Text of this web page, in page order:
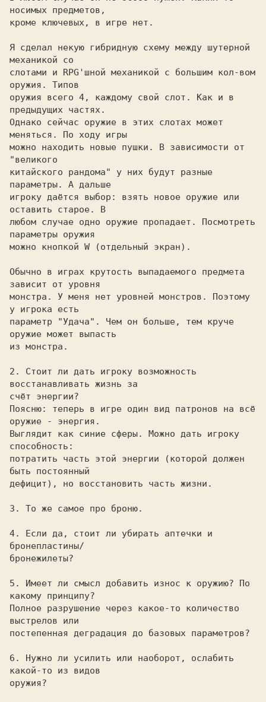
носимых предметов,
кроме ключевых, в игре нет.
Я сделал некую гибридную схему между шутерной
механикой со
слотами и RPG'шной механикой с большим кол-вом
оружия. Типов
оружия всего 4, каждому свой слот. Как и в
предыдущих частях.
Однако сейчас оружие в этих слотах может
меняться. По ходу игры
можно находить новые пушки. В зависимости от
"великого
китайского рандома" у них будут разные
параметры. А дальше
игроку даётся выбор: взять новое оружие или
оставить старое. В
любом случае одно оружие пропадает. Посмотреть
параметры оружия
можно кнопкой W (отдельный экран).
Обычно в играх крутость выпадаемого предмета
зависит от уровня
монстра. У меня нет уровней монстров. Поэтому
у игрока есть
параметр "Удача". Чем он больше, тем круче
оружие может выпасть
из монстра.
2. Стоит ли дать игроку возможность
восстанавливать жизнь за
счёт энергии?
Поясню: теперь в игре один вид патронов на всё
оружие - энергия.
Выглядит как синие сферы. Можно дать игроку
способность:
потратить часть этой энергии (которой должен
быть постоянный
дефицит), но восстановить часть жизни.
3. То же самое про броню.
4. Если да, стоит ли убирать аптечки и
бронепластины/
бронежилеты?
5. Имеет ли смысл добавить износ к оружию? По
какому принципу?
Полное разрушение через какое-то количество
выстрелов или
постепенная деградация до базовых параметров?
6. Нужно ли усилить или наоборот, ослабить
какой-то из видов
оружия?